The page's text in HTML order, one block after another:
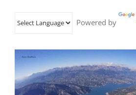
Powered by